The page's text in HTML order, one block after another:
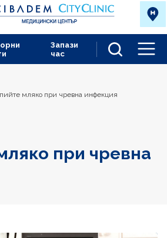
Запази
час
мляко при чревна инфекция
при чревна